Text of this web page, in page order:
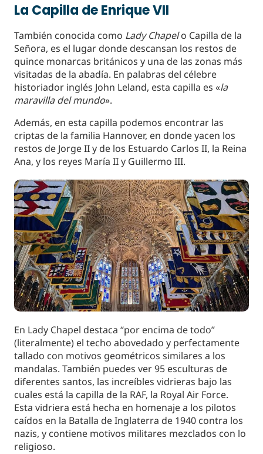
La Capilla de Enrique VII
También conocida como Lady Chapel o Capilla de la
Señora, es el lugar donde descansan los restos de
quince monarcas británicos y una de las zonas más
visitadas de la abadía. En palabras del célebre
historiador inglés John Leland, esta capilla es «la
maravilla del mundo».
Además, en esta capilla podemos encontrar las
criptas de la familia Hannover, en donde yacen los
restos de Jorge II y de los Estuardo Carlos II, la Reina
Ana, y los reyes María II y Guillermo III.
En Lady Chapel destaca “por encima de todo”
(literalmente) el techo abovedado y perfectamente
tallado con motivos geométricos similares a los
mandalas. También puedes ver 95 esculturas de
diferentes santos, las increíbles vidrieras bajo las
cuales está la capilla de la RAF, la Royal Air Force.
Esta vidriera está hecha en homenaje a los pilotos
caídos en la Batalla de Inglaterra de 1940 contra los
nazis, y contiene motivos militares mezclados con lo
religioso.